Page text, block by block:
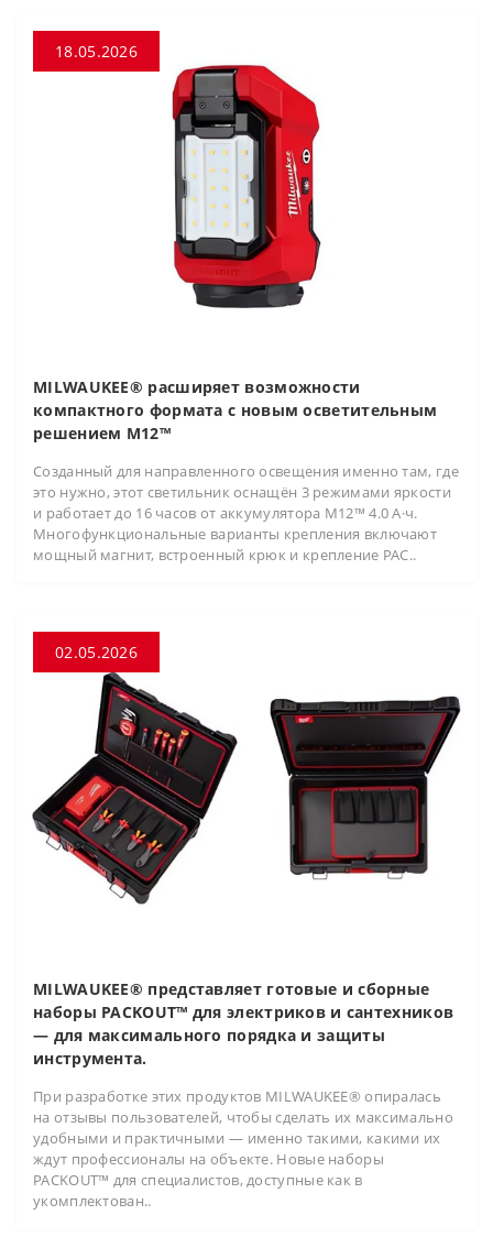
18.05.2026
MILWAUKEE® расширяет возможности
компактного формата с новым осветительным
решением M12™
Созданный для направленного освещения именно там, где
это нужно, этот светильник оснащён 3 режимами яркости
и работает до 16 часов от аккумулятора M12™ 4.0 А·ч.
Многофункциональные варианты крепления включают
мощный магнит, встроенный крюк и крепление PAC..
02.05.2026
MILWAUKEE® представляет готовые и сборные
наборы PACKOUT™ для электриков и сантехников
— для максимального порядка и защиты
инструмента.
При разработке этих продуктов MILWAUKEE® опиралась
на отзывы пользователей, чтобы сделать их максимально
удобными и практичными — именно такими, какими их
ждут профессионалы на объекте. Новые наборы
PACKOUT™ для специалистов, доступные как в
укомплектован..